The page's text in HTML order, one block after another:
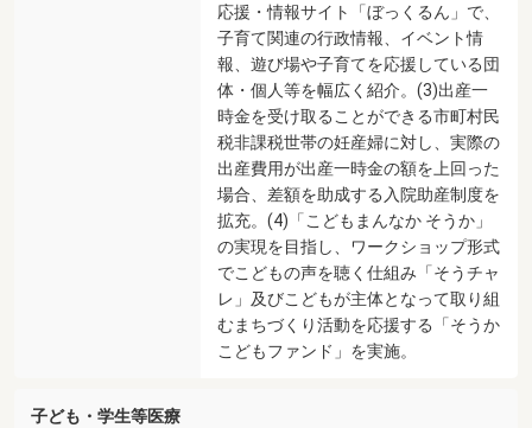
応援・情報サイト「ぼっくるん」で、
子育て関連の行政情報、イベント情
報、遊び場や子育てを応援している団
体・個人等を幅広く紹介。(3)出産一
時金を受け取ることができる市町村民
税非課税世帯の妊産婦に対し、実際の
出産費用が出産一時金の額を上回った
場合、差額を助成する入院助産制度を
拡充。(4)「こどもまんなか そうか」
の実現を目指し、ワークショップ形式
でこどもの声を聴く仕組み「そうチャ
レ」及びこどもが主体となって取り組
むまちづくり活動を応援する「そうか
こどもファンド」を実施。
子ども・学生等医療